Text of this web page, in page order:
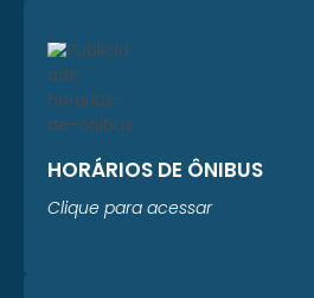
HORÁRIOS DE ÔNIBUS
Clique para acessar